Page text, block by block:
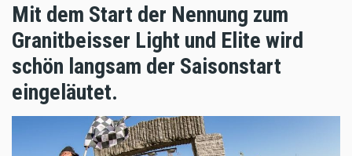
Mit dem Start der Nennung zum
Granitbeisser Light und Elite wird
schön langsam der Saisonstart
eingeläutet.